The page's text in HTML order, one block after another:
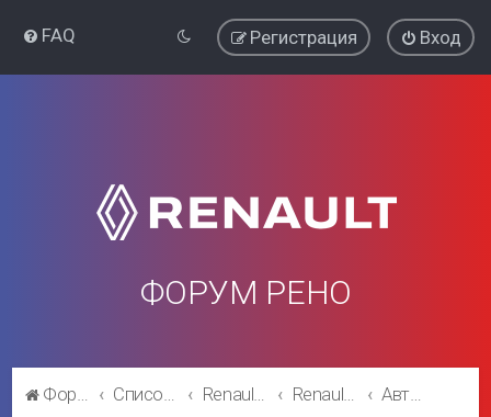
FAQ Вход
Регистрация
ФОРУМ РЕНО
Форум Рено Список форумов Renault Kaptur Renault Kaptur Автозвук